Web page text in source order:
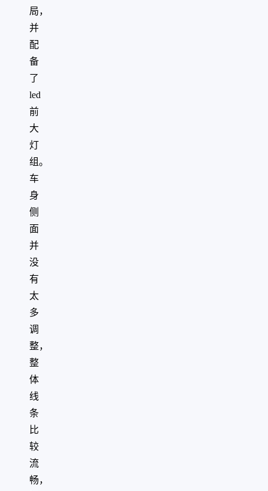
局，
并
配
备
了
led
前
大
灯
组。
车
身
侧
面
并
没
有
太
多
调
整，
整
体
线
条
比
较
流
畅，